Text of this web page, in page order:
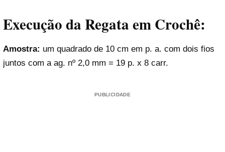
Execução da Regata em Crochê:
Amostra: um quadrado de 10 cm em p. a. com dois fios
juntos com a ag. nº 2,0 mm = 19 p. x 8 carr.
PUBLICIDADE